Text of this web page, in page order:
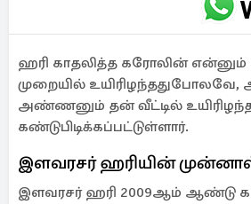
ஹரி காதலித்த கரோலின்
முறையில் உயிரிழந்ததுபோலவே,
அண்ணனும் தன் வீட்டில்
கண்டுபிடிக்கப்பட்டுள்ளார்.
இளவரசர் ஹரியின்
இளவரசர் ஹரி 2009ஆம் ஆண்டு